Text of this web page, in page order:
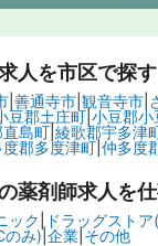
人を市区で探す
| 善通寺市| 観音寺市|
豆郡土庄町| 小豆郡小
島町| 綾歌郡宇多津
郡多度津町| 仲多度
薬剤師求人を
ック ドラッグスト
のみ)| 企業| その他